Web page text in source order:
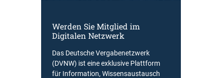
Werden Sie Mitglied im
Digitalen Netzwerk
Das Deutsche Vergabenetzwerk
(DVNW) ist eine exklusive Plattform
für Information, Wissensaustausch